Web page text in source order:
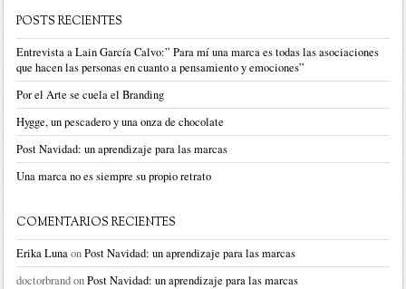
POSTS RECIENTES
Entrevista a Lain García Calvo:” Para mí una marca es todas las asociaciones
que hacen las personas en cuanto a pensamiento y emociones”
Por el Arte se cuela el Branding
Hygge, un pescadero y una onza de chocolate
Post Navidad: un aprendizaje para las marcas
Una marca no es siempre su propio retrato
COMENTARIOS RECIENTES
Erika LunaonPost Navidad: un aprendizaje para las marcas
doctorbrandonPost Navidad: un aprendizaje para las marcas